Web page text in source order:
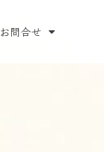
お問合せ